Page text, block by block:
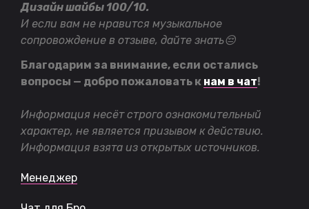
Дизайн шайбы 100/10.
И если вам не нравится музыкальное
сопровождение в отзыве, дайте знать😔
Благодарим за внимание, если остались
вопросы — добро пожаловать к нам в чат!
Информация несёт строго ознакомительный
характер, не является призывом к действию.
Информация взята из открытых источников.
Менеджер